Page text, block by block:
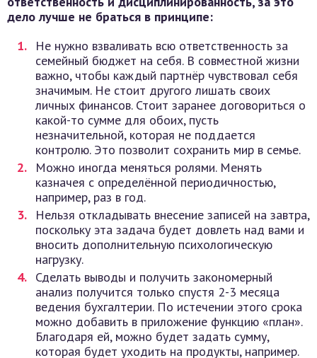
дело лучше не браться в принципе:
Не нужно взваливать всю ответственность за
семейный бюджет на себя. В совместной жизни
важно, чтобы каждый партнёр чувствовал себя
значимым. Не стоит другого лишать своих
личных финансов. Стоит заранее договориться о
какой-то сумме для обоих, пусть
незначительной, которая не поддается
контролю. Это позволит сохранить мир в семье.
Можно иногда меняться ролями. Менять
казначея с определённой периодичностью,
например, раз в год.
Нельзя откладывать внесение записей на завтра,
поскольку эта задача будет довлеть над вами и
вносить дополнительную психологическую
нагрузку.
Сделать выводы и получить закономерный
анализ получится только спустя 2-3 месяца
ведения бухгалтерии. По истечении этого срока
можно добавить в приложение функцию «план».
Благодаря ей, можно будет задать сумму,
которая будет уходить на продукты, например.